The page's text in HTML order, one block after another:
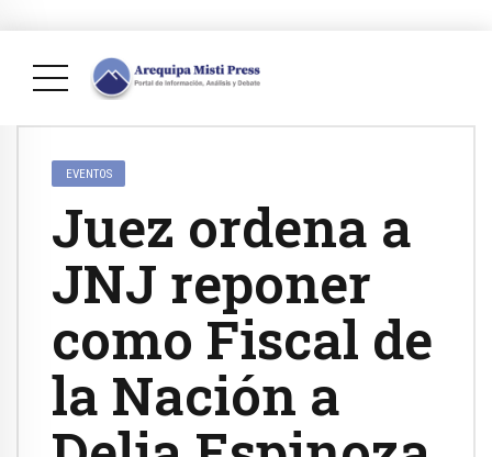
EVENTOS
Juez ordena a
JNJ reponer
como Fiscal de
la Nación a